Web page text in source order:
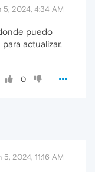
5, 2024, 4:34 AM
puedo
actualizar,
0
5, 2024, 11:16 AM